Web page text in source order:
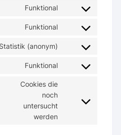
Funktional
Consent
woocommerce
Funktional
Consent
wordpress
Statistik (anonym)
Consent
Funktional
Consent
complianz
Cookies die
noch
untersucht
werden
Consent